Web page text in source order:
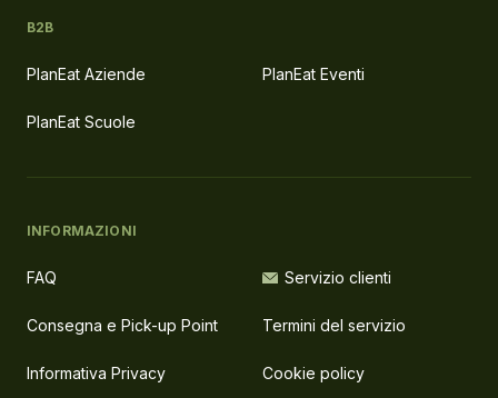
B2B
PlanEat Aziende PlanEat Eventi
PlanEat Scuole
INFORMAZIONI
FAQ Servizio clienti
Consegna e Pick-up Point Termini del servizio
Informativa Privacy Cookie policy